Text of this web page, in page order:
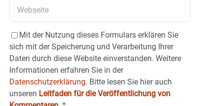
Mit der Nutzung dieses Formulars erklären Sie
sich mit der Speicherung und Verarbeitung Ihrer
Daten durch diese Website einverstanden. Weitere
Informationen erfahren Sie in der
Datenschutzerklärung. Bitte lesen Sie hier auch
unseren Leitfaden für die Veröffentlichung von